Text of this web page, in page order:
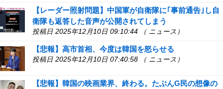
【レーダー照射問題】中国軍が自衛隊に｢事前通告｣し自
衛隊も返答した音声が公開されてしまう
投稿日 2025年12月10日 09:10:44 （ ニュース）
【悲報】高市首相、今度は韓国を怒らせる
投稿日 2025年12月10日 07:40:58 （ ニュース）
【悲報】韓国の映画業界、終わる。たぶんG民の想像の